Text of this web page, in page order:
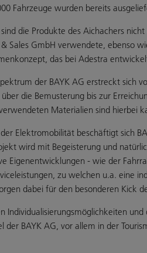
Fahrzeuge wurden bereits
die Produkte des Aichachers
& Sales GmbH verwendete, ebenso
das bei Adestra
der BAYK AG erstreckt sich
die Bemusterung bis zur
Materialien sind hierbei
Elektromobilität beschäftigt sich
wird mit Begeisterung und
Eigenentwicklungen - wie der
zu welchen u.a. eine
dabei für den besonderen Kick
Individualisierungsmöglichkeiten
der BAYK AG, vor allem in der